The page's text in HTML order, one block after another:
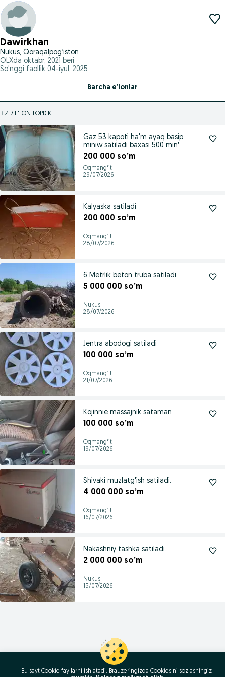
Dawirkhan
Nukus, Qoraqalpog‘iston
OLXda oktabr, 2021 beri
So'nggi faollik 04-iyul, 2025
Barcha e’lonlar
BIZ 7 E'LON TOPDIK
Gaz 53 kapoti ha'm ayaq basip
miniw satiladi baxasi 500 minʼ
200 000 so’m
Oqmangʻit
29/07/2026
Kalyaska satiladi
200 000 so’m
Oqmangʻit
28/07/2026
6 Metrlik beton truba satiladi.
5 000 000 so’m
Nukus
28/07/2026
Jentra abodogi satiladi
100 000 so’m
Oqmangʻit
21/07/2026
Kojinnie massajnik sataman
100 000 so’m
Oqmangʻit
19/07/2026
Shivaki muzlatg'ish satiladi.
4 000 000 so’m
Oqmangʻit
16/07/2026
Nakashniy tashka satiladi.
2 000 000 so’m
Nukus
15/07/2026
Bu sayt Cookie fayllarni ishlatadi. Brauzeringizda Cookies'ni sozlashingiz